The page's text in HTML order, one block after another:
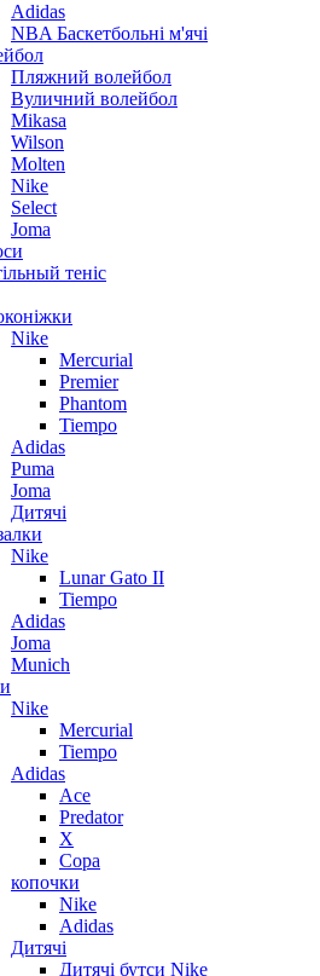
Adidas
NBA Баскетбольні м'ячі
Пляжний волейбол
Вуличний волейбол
Mikasa
Wilson
Molten
Nike
Select
Joma
теніс
Nike
Mercurial
Premier
Phantom
Tiempo
Adidas
Puma
Joma
Дитячі
Nike
Lunar Gato II
Tiempo
Adidas
Joma
Munich
Nike
Mercurial
Tiempo
Adidas
Ace
Predator
X
Copa
копочки
Nike
Adidas
Дитячі
Дитячі бутси Nike